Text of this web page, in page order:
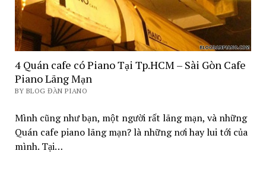
4 Quán cafe có Piano Tại Tp.HCM – Sài Gòn Cafe
Piano Lãng Mạn
BY BLOG ĐÀN PIANO
Mình cũng như bạn, một người rất lãng mạn, và những
Quán cafe piano lãng mạn? là những nơi hay lui tới của
mình. Tại…